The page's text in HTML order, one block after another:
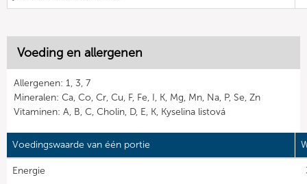
Voeding en allergenen
Allergenen: 1, 3, 7
Mineralen: Ca, Co, Cr, Cu, F, Fe, I, K, Mg, Mn, Na, P, Se, Zn
Vitaminen: A, B, C, Cholin, D, E, K, Kyselina listová
Voedingswaarde van één portie
Energie